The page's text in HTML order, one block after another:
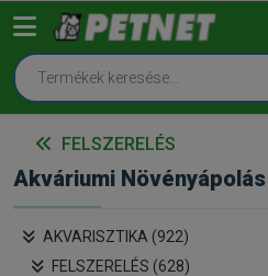
FELSZERELÉS
Akváriumi
AKVARISZTIKA (922)
FELSZERELÉS (628)